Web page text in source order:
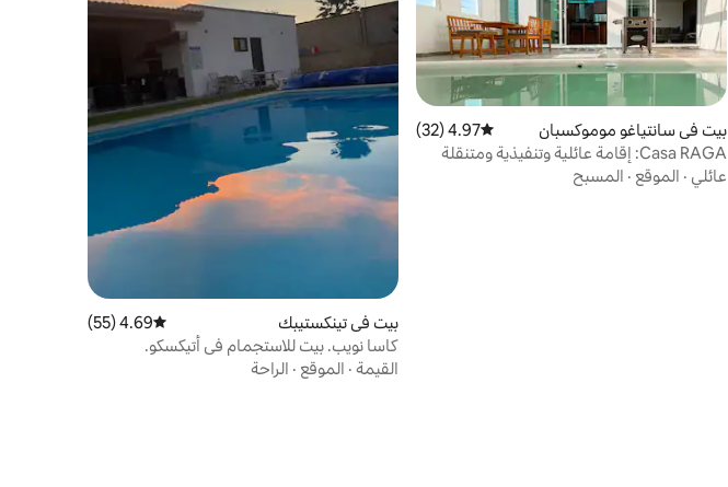
بيت في سانتياغو موموكسبان متوسط التقييم 4.97 من 5، 32 مراجعات
4.97 (32)
Casa RAGA: إقامة عائلية وتنفيذية ومتنقلة
عائلي · الموقع · المسبح
بيت في تينكستيبك متوسط التقييم 4.69 من 5، 55 مراجعات
4.69 (55)
كاسا نويب. بيت للاستجمام في أتيكسكو.
القيمة · الموقع · الراحة